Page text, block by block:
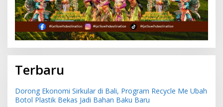
Terbaru
Dorong Ekonomi Sirkular di Bali, Program Recycle Me Ubah
Botol Plastik Bekas Jadi Bahan Baku Baru